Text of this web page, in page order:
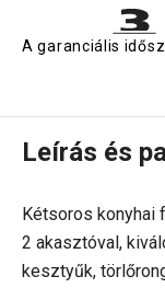
A garanciális
Leírás és
Kétsoros konyhai
2 akasztóval,
kesztyűk,